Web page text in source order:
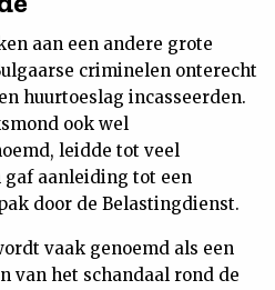
aan een andere grote
criminelen onterecht
huurtoeslag incasseerden.
ook wel
leidde tot veel
aanleiding tot een
door de Belastingdienst.
vaak genoemd als een
van het schandaal rond de